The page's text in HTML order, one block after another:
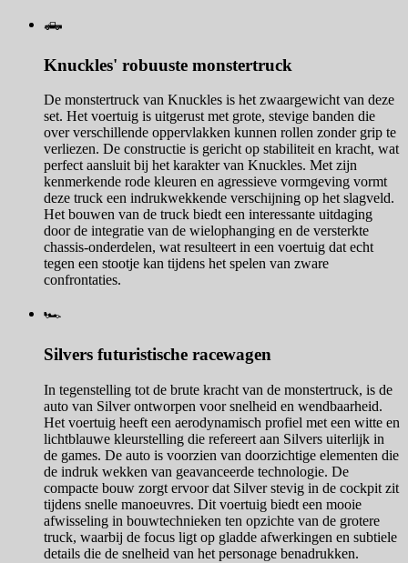
🛻
Knuckles' robuuste monstertruck
De monstertruck van Knuckles is het zwaargewicht van deze
set. Het voertuig is uitgerust met grote, stevige banden die
over verschillende oppervlakken kunnen rollen zonder grip te
verliezen. De constructie is gericht op stabiliteit en kracht, wat
perfect aansluit bij het karakter van Knuckles. Met zijn
kenmerkende rode kleuren en agressieve vormgeving vormt
deze truck een indrukwekkende verschijning op het slagveld.
Het bouwen van de truck biedt een interessante uitdaging
door de integratie van de wielophanging en de versterkte
chassis-onderdelen, wat resulteert in een voertuig dat echt
tegen een stootje kan tijdens het spelen van zware
confrontaties.
🏎️
Silvers futuristische racewagen
In tegenstelling tot de brute kracht van de monstertruck, is de
auto van Silver ontworpen voor snelheid en wendbaarheid.
Het voertuig heeft een aerodynamisch profiel met een witte en
lichtblauwe kleurstelling die refereert aan Silvers uiterlijk in
de games. De auto is voorzien van doorzichtige elementen die
de indruk wekken van geavanceerde technologie. De
compacte bouw zorgt ervoor dat Silver stevig in de cockpit zit
tijdens snelle manoeuvres. Dit voertuig biedt een mooie
afwisseling in bouwtechnieken ten opzichte van de grotere
truck, waarbij de focus ligt op gladde afwerkingen en subtiele
details die de snelheid van het personage benadrukken.